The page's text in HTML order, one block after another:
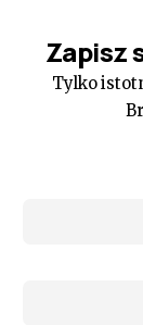
Zapisz
Tylko